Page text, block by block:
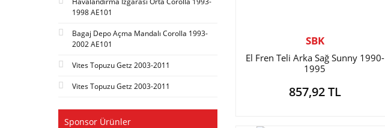
1998 AE101
Bagaj Depo Açma Mandalı Corolla 1993-
2002 AE101
Vites Topuzu Getz 2003-2011
Vites Topuzu Getz 2003-2011
Sponsor Ürünler
SBK
El Fren Teli Arka Sağ Sunny 1990-
1995
857,92 TL